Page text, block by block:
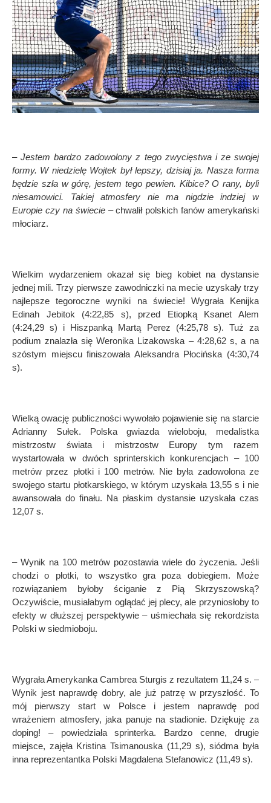
– Jestem bardzo zadowolony z tego zwycięstwa i ze swojej
formy. W niedzielę Wojtek był lepszy, dzisiaj ja. Nasza forma
będzie szła w górę, jestem tego pewien. Kibice? O rany, byli
niesamowici. Takiej atmosfery nie ma nigdzie indziej w
Europie czy na świecie –chwalił polskich fanów amerykański
młociarz.
Wielkim wydarzeniem okazał się bieg kobiet na dystansie
jednej mili. Trzy pierwsze zawodniczki na mecie uzyskały trzy
najlepsze tegoroczne wyniki na świecie! Wygrała Kenijka
Edinah Jebitok (4:22,85 s), przed Etiopką Ksanet Alem
(4:24,29 s) i Hiszpanką Martą Perez (4:25,78 s). Tuż za
podium znalazła się Weronika Lizakowska – 4:28,62 s, a na
szóstym miejscu finiszowała Aleksandra Płocińska (4:30,74
s).
Wielką owację publiczności wywołało pojawienie się na starcie
Adrianny Sułek. Polska gwiazda wieloboju, medalistka
mistrzostw świata i mistrzostw Europy tym razem
wystartowała w dwóch sprinterskich konkurencjach – 100
metrów przez płotki i 100 metrów. Nie była zadowolona ze
swojego startu płotkarskiego, w którym uzyskała 13,55 s i nie
awansowała do finału. Na płaskim dystansie uzyskała czas
12,07 s.
– Wynik na 100 metrów pozostawia wiele do życzenia. Jeśli
chodzi o płotki, to wszystko gra poza dobiegiem. Może
rozwiązaniem byłoby ściganie z Pią Skrzyszowską?
Oczywiście, musiałabym oglądać jej plecy, ale przyniosłoby to
efekty w dłuższej perspektywie – uśmiechała się rekordzista
Polski w siedmioboju.
Wygrała Amerykanka Cambrea Sturgis z rezultatem 11,24 s. –
Wynik jest naprawdę dobry, ale już patrzę w przyszłość. To
mój pierwszy start w Polsce i jestem naprawdę pod
wrażeniem atmosfery, jaka panuje na stadionie. Dziękuję za
doping! – powiedziała sprinterka. Bardzo cenne, drugie
miejsce, zajęła Kristina Tsimanouska (11,29 s), siódma była
inna reprezentantka Polski Magdalena Stefanowicz (11,49 s).